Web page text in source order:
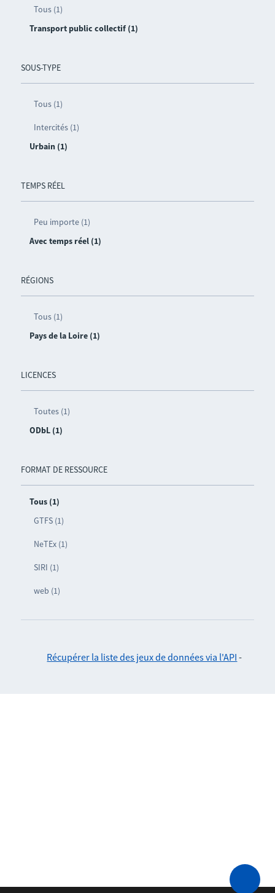
Tous (1)
Transport public collectif (1)
SOUS-TYPE
Tous (1)
Intercités (1)
Urbain (1)
TEMPS RÉEL
Peu importe (1)
Avec temps réel (1)
RÉGIONS
Tous (1)
Pays de la Loire (1)
LICENCES
Toutes (1)
ODbL (1)
FORMAT DE RESSOURCE
Tous (1)
GTFS (1)
NeTEx (1)
SIRI (1)
web (1)
Récupérer la liste des jeux de données via l'API -